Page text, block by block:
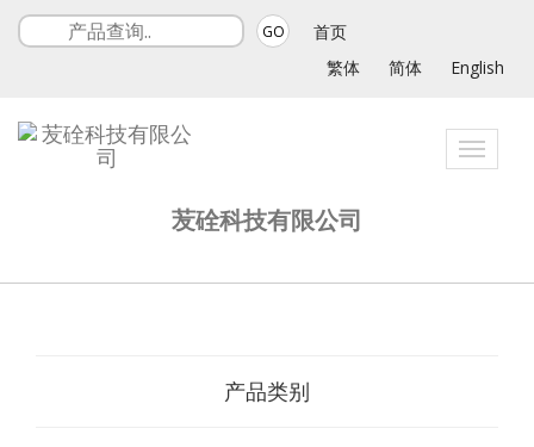
GO
首页
繁体
简体 English
Toggle
苃硂科技有限公司
产品类别